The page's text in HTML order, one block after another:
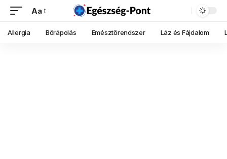
Aa
Allergia Bőrápolás Emésztőrendszer Láz és Fájdalom